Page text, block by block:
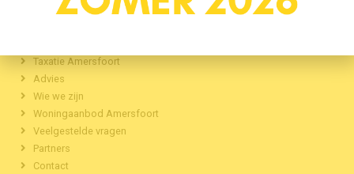
Makelaar amersfoort
Taxatie Amersfoort
Advies
Wie we zijn
Woningaanbod Amersfoort
Veelgestelde vragen
Partners
Contact